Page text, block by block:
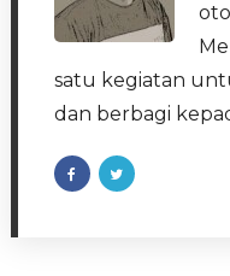
satu kegiatan
dan berbagi